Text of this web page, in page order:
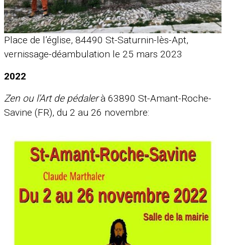
Place de l’église, 84490 St-Saturnin-lès-Apt,
vernissage-déambulation le 25 mars 2023
2022
Zen ou l’Art de pédalerà 63890 St-Amant-Roche-
Savine (FR), du 2 au 26 novembre: